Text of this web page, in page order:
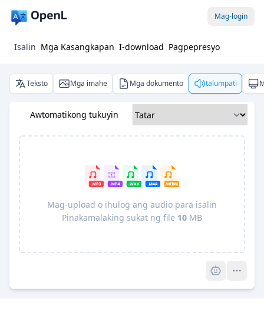
Mag-login
Isalin Mga Kasangkapan I-download Pagpepresyo
Teksto Mga imahe Mga dokumento talumpati
Awtomatikong tukuyin
Mag-upload o ihulog ang audio para isalin
Pinakamalaking sukat ng file 10 MB